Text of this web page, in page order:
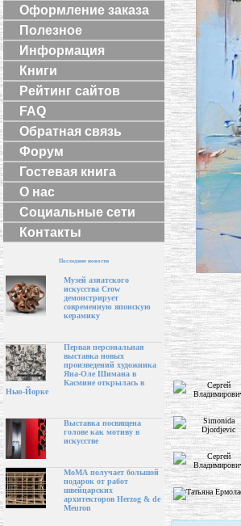
Оформление заказа
Полезное
Информация
Книги
Рейтинг сайтов
FAQ
Обратная связь
Форум
Гостевая книга
О нас
Социальные сети
Контакты
Последние новости
Музей азиатского
искусства Crow
демонстрирует
современную японскую
керамику
Первая персональная
выставка новых
произведений художника
Яна-Оле Шимана в
Касмине открылась в
Нью-Йорке
Выставка посвящена
голове как мотиву в
искусстве
МоМА получает большой
подарок от работ
швейцарских
архитекторов Herzog & de
Meuron